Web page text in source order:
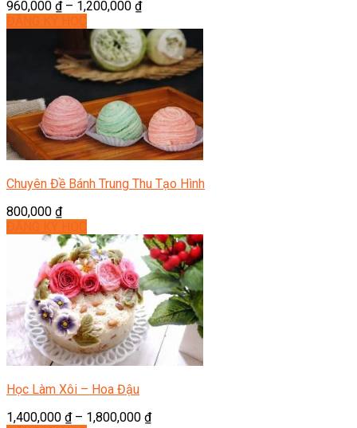
960,000 ₫– 1,200,000 ₫
Chuyên Đề Bánh Trung Thu Tạo Hình
800,000 ₫
Học Làm Xôi – Hoa Đậu
1,400,000 ₫– 1,800,000 ₫